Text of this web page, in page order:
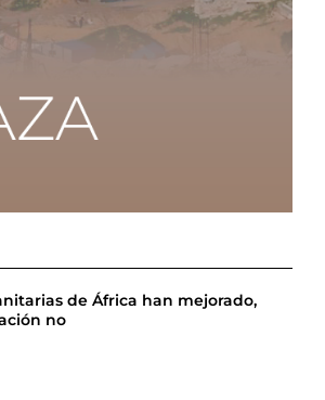
de África han mejorado,
no